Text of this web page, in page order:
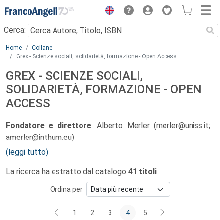
Menu
Cerca:
Main content
Home
Collane
Grex - Scienze sociali, solidarietà, formazione - Open Access
GREX - SCIENZE SOCIALI,
SOLIDARIETÀ, FORMAZIONE - OPEN
ACCESS
Fondatore e direttore: Alberto Merler (merler@uniss.it;
amerler@inthum.eu)
Comitato editoriale
Stefano Chessa, Mariantonietta Cocco, Romina Deriu,
Alberto Merler, Andrea Vargiu.
(leggi tutto)
La ricerca ha estratto dal catalogo 41 titoli
Ordina per
1 2 3 4 5